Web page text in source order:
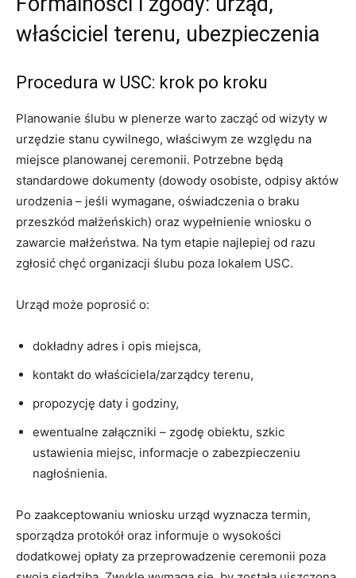
właściciel terenu, ubezpieczenia
Procedura w USC: krok po kroku
Planowanie ślubu w plenerze warto zacząć od wizyty w
urzędzie stanu cywilnego, właściwym ze względu na
miejsce planowanej ceremonii. Potrzebne będą
standardowe dokumenty (dowody osobiste, odpisy aktów
urodzenia – jeśli wymagane, oświadczenia o braku
przeszkód małżeńskich) oraz wypełnienie wniosku o
zawarcie małżeństwa. Na tym etapie najlepiej od razu
zgłosić chęć organizacji ślubu poza lokalem USC.
Urząd może poprosić o:
dokładny adres i opis miejsca,
kontakt do właściciela/zarządcy terenu,
propozycję daty i godziny,
ewentualne załączniki – zgodę obiektu, szkic
ustawienia miejsc, informacje o zabezpieczeniu
nagłośnienia.
Po zaakceptowaniu wniosku urząd wyznacza termin,
sporządza protokół oraz informuje o wysokości
dodatkowej opłaty za przeprowadzenie ceremonii poza